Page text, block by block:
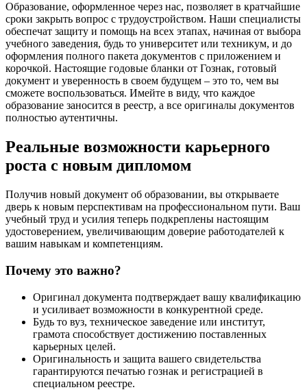
Образование, оформленное через нас, позволяет в кратчайшие
сроки закрыть вопрос с трудоустройством. Наши специалисты
обеспечат защиту и помощь на всех этапах, начиная от выбора
учебного заведения, будь то университет или техникум, и до
оформления полного пакета документов с приложением и
корочкой. Настоящие годовые бланки от Гознак, готовый
документ и уверенность в своем будущем – это то, чем вы
сможете воспользоваться. Имейте в виду, что каждое
образование заносится в реестр, а все оригиналы документов
полностью аутентичны.
Реальные возможности карьерного
роста с новым дипломом
Получив новый документ об образовании, вы открываете
дверь к новым перспективам на профессиональном пути. Ваш
учебный труд и усилия теперь подкреплены настоящим
удостоверением, увеличивающим доверие работодателей к
вашим навыкам и компетенциям.
Почему это важно?
Оригинал документа подтверждает вашу квалификацию
и усиливает возможности в конкурентной среде.
Будь то вуз, техническое заведение или институт,
грамота способствует достижению поставленных
карьерных целей.
Оригинальность и защита вашего свидетельства
гарантируются печатью гознак и регистрацией в
специальном реестре.